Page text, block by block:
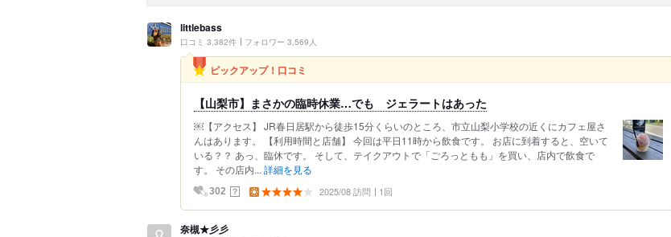
littlebass
口コミ 3,382件 フォロワー 3,569人
ピックアップ！口コミ
【山梨市】まさかの臨時休業…でも ジェラートはあった
￼【アクセス】 JR春日居駅から徒歩15分くらいのところ、市立山梨小学校の近くにカフェ屋さ
んはあります。 【利用時間と店舗】 今回は平日11時から飲食です。 お店に到着すると、空いて
いる？？ あっ、臨休です。 そして、テイクアウトで「ごろっともも」を買い、店内で飲食で
す。 その店内... 詳細を見る
302 ？ 2025/08 訪問 1回
奈槻★彡彡